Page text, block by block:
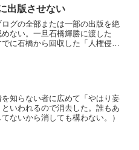
出版させない
ログの全部または一部の出版を絶
ない。一旦石橋輝勝に渡した
に石橋から回収した「人権侵害
を知らない者に広めて「やはり妄
いわれるので消去した。誰もあ
ないから消しても構わない。）